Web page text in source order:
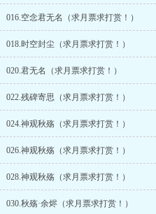
016.空念君无名（求月票求打赏！）
018.时空封尘（求月票求打赏！）
020.君无名（求月票求打赏！）
022.残碑寄思（求月票求打赏！）
024.神观秋殇（求月票求打赏！）
026.神观秋殇（求月票求打赏！）
028.神观秋殇（求月票求打赏！）
030.秋殇·余烬（求月票求打赏！）